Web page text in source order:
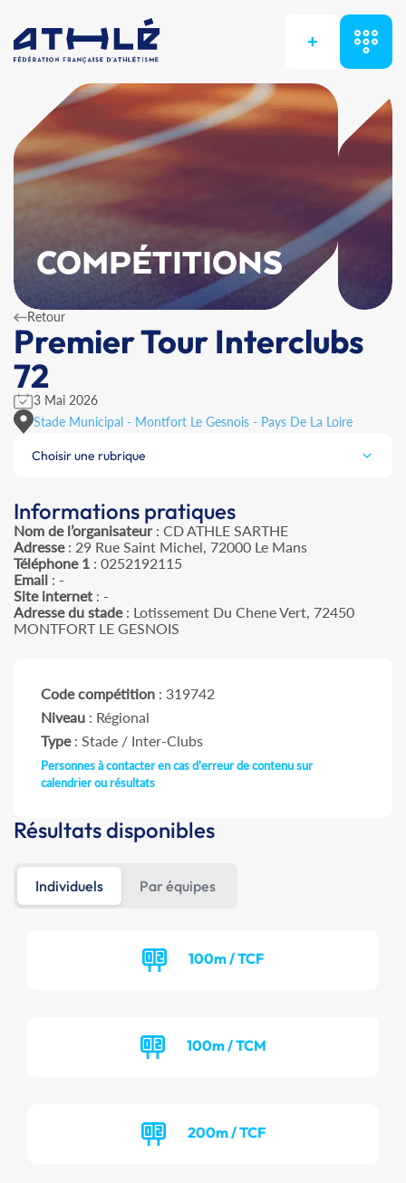
+
COMPÉTITIONS
Retour
Premier Tour Interclubs
72
3 Mai 2026
Stade Municipal - Montfort Le Gesnois - Pays De La Loire
Choisir une rubrique
Informations pratiques
Nom de l’organisateur: CD ATHLE SARTHE
Adresse: 29 Rue Saint Michel, 72000 Le Mans
Téléphone 1 : 0252192115
Email : -
Site internet : -
Adresse du stade: Lotissement Du Chene Vert, 72450
MONTFORT LE GESNOIS
Code compétition : 319742
Niveau : Régional
Type: Stade / Inter-Clubs
Personnes à contacter en cas d'erreur de contenu sur
calendrier ou résultats
Résultats disponibles
Individuels Par équipes
100m / TCF
100m / TCM
200m / TCF